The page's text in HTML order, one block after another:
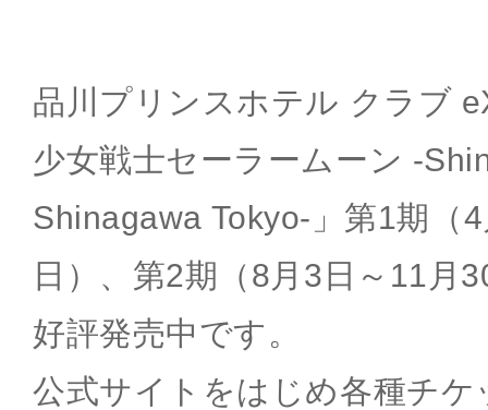
品川プリンスホテル クラブ
少女戦士セーラームーン -
Shinagawa Tokyo-」第1期（
日）、第2期（8月3日～11月
好評発売中です。
公式サイトをはじめ各種チ